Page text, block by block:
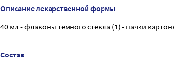
Описание лекарственной формы
40 мл - флаконы темного стекла (1) - пачки
Состав